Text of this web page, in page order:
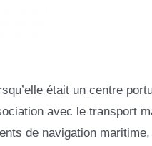
était un centre
avec le transport
de navigation maritime,